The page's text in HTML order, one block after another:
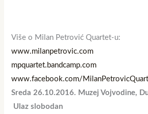
Više o Milan Petrović Quartet-u:
www.milanpetrovic.com
mpquartet.bandcamp.com
www.facebook.com/
Sreda 26.10.2016. Muzej Vojvodine,
Ulaz slobodan